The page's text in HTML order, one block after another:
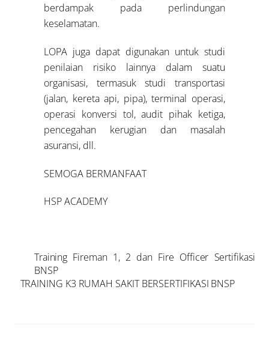
berdampak pada perlindungan
keselamatan.
LOPA juga dapat digunakan untuk studi
penilaian risiko lainnya dalam suatu
organisasi, termasuk studi transportasi
(jalan, kereta api, pipa), terminal operasi,
operasi konversi tol, audit pihak ketiga,
pencegahan kerugian dan masalah
asuransi, dll.
SEMOGA BERMANFAAT
HSP ACADEMY
Training Fireman 1, 2 dan Fire Officer Sertifikasi
BNSP
TRAINING K3 RUMAH SAKIT BERSERTIFIKASI BNSP